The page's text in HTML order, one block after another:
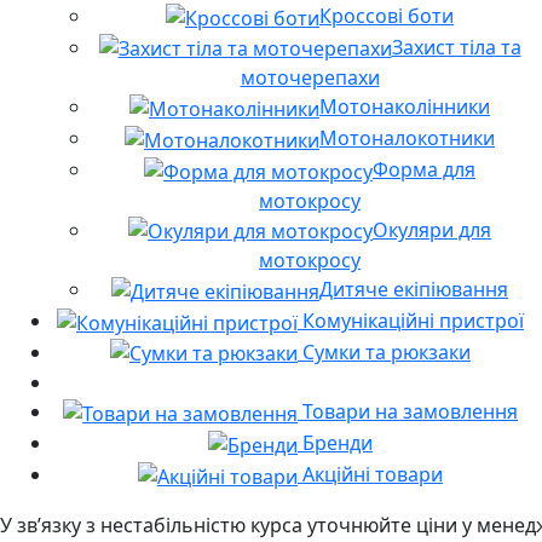
Кроссові боти
Захист тіла та
моточерепахи
Мотонаколінники
Мотоналокотники
Форма для
мотокросу
Окуляри для
мотокросу
Дитяче екіпіювання
Комунікаційні пристрої
Сумки та рюкзаки
Товари на замовлення
Бренди
Акційні товари
У звʼязку з нестабільністю курса уточнюйте ціни у